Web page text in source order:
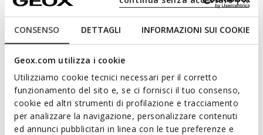
CONSENSO DETTAGLI INFORMAZIONI SUI COOKIE
Geox.com utilizza i cookie
Utilizziamo cookie tecnici necessari per il corretto
funzionamento del sito e, se ci fornisci il tuo consenso,
cookie ed altri strumenti di profilazione e tracciamento
per analizzare la navigazione, personalizzare contenuti
ed annunci pubblicitari in linea con le tue preferenze e
Men's formal shoe with a refined and timeless design,
revisited with an urban twist. A model with a timeless design
characterised by tapered lines, it is presented here in smooth
cognac leather. Comfortable and breathable, Barberigo is
ideal for enhancing the most sophisticated business looks.
ITEM CODE:
U56MBD00043C6610